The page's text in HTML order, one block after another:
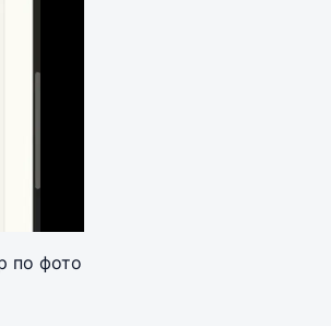
по фото